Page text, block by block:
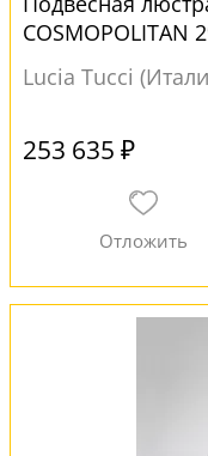
COSMOPOLITAN
Lucia Tucci
253 635 ₽